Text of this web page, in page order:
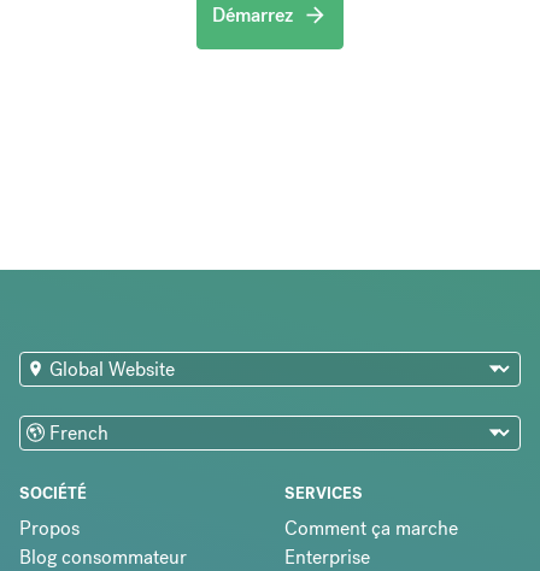
Démarrez
SOCIÉTÉ
Propos
Blog consommateur
SERVICES
Comment ça marche
Enterprise